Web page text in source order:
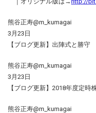
熊谷正寿@m_kumagai
3月23日
【ブログ更新】出陣式と勝守
熊谷正寿@m_kumagai
3月23日
【ブログ更新】2018年度定
熊谷正寿@m_kumagai